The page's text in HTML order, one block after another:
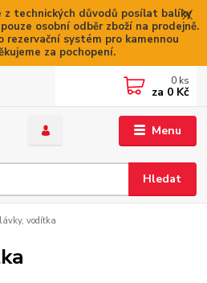
z technických důvodů posílat balíky
osobní odběr zboží na prodejně.
rezervační systém pro kamennou
za pochopení.
Menu
Hledat
0 ks
za 0 Kč
vodítka